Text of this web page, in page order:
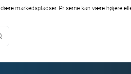
markedspladser. Priserne kan være højere